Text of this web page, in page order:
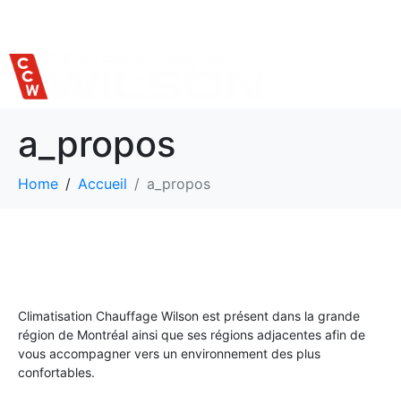
a_propos
Home Accueil a_propos
Climatisation Chauffage Wilson est présent dans la grande
région de Montréal ainsi que ses régions adjacentes afin de
vous accompagner vers un environnement des plus
confortables.